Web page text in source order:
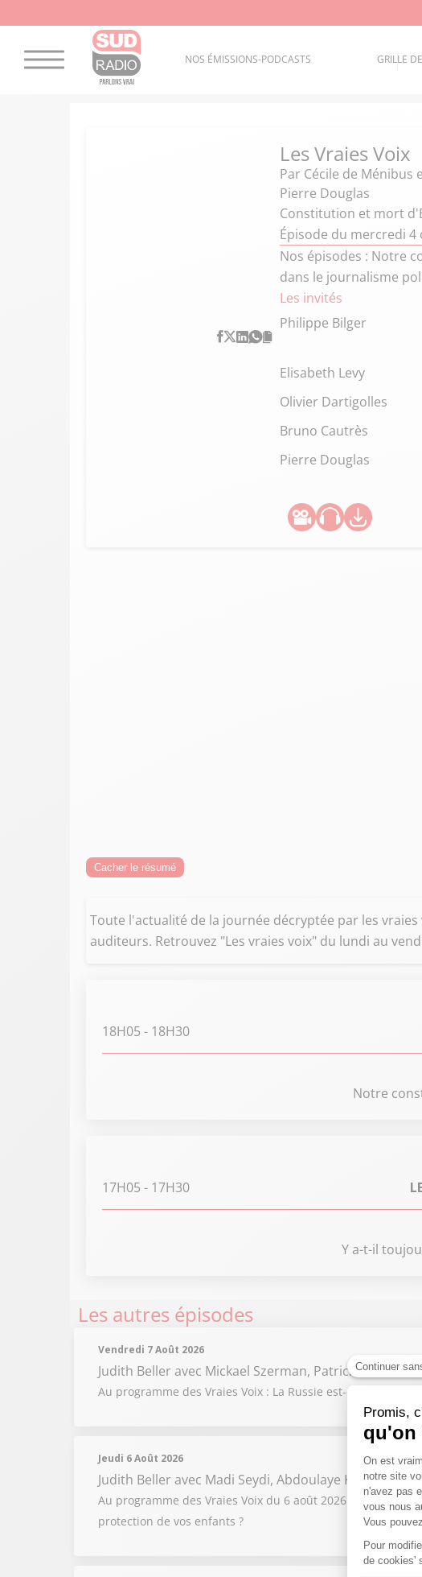
NOS ÉMISSIONS-PODCASTS GRILLE
Les Vraies Voix
Par Cécile de Ménibus
Pierre Douglas
Constitution et mort
Épisode du mercredi 4
Nos épisodes : Notre
dans le journalisme
Les invités
Philippe Bilger
Elisabeth Levy
Olivier Dartigolles
Bruno Cautrès
Pierre Douglas
Cacher le résumé
Toute l'actualité de la journée décryptée par les
auditeurs. Retrouvez "Les vraies voix" du lundi au
18H05 - 18H30
Notre
17H05 - 17H30
Y a-t-il
Les autres épisodes
Vendredi 7 Août 2026
Judith Beller avec Mickael Szerman, Patrick Boudet,
Au programme des Vraies Voix : La Russie est-elle une
Jeudi 6 Août 2026
Judith Beller avec Madi Seydi, Abdoulaye Kanté,
Au programme des Vraies Voix du 6 août 2026 : Craignez-
protection de vos enfants ?